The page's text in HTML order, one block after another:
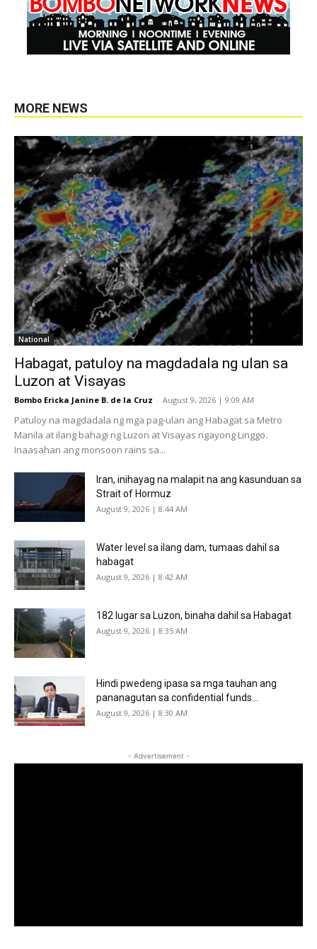
MORE NEWS
National
Habagat, patuloy na magdadala ng ulan sa
Luzon at Visayas
Bombo Ericka Janine B. de la Cruz - August 9, 2026 | 9:09 AM
Patuloy na magdadala ng mga pag-ulan ang Habagat sa Metro
Manila at ilang bahagi ng Luzon at Visayas ngayong Linggo.
Inaasahan ang monsoon rains sa...
Iran, inihayag na malapit na ang kasunduan sa
Strait of Hormuz
August 9, 2026 | 8:44 AM
Water level sa ilang dam, tumaas dahil sa
habagat
August 9, 2026 | 8:42 AM
182 lugar sa Luzon, binaha dahil sa Habagat
August 9, 2026 | 8:35 AM
Hindi pwedeng ipasa sa mga tauhan ang
pananagutan sa confidential funds...
August 9, 2026 | 8:30 AM
- Advertisement -